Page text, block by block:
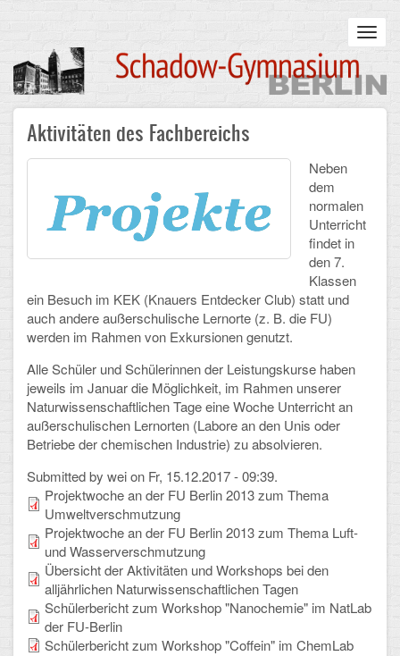
content
Main
navigation
STARTSEITE
Infos zum Schulalltag
Sanierung
Historisches
Schulalbum
SCHULLEBEN
Kollegium
Schulleitung
Schülervertretung
Gesamtelternvertretung
Aktivitäten des Fachbereichs
Neben
dem
normalen
Unterricht
findet in
den 7.
Klassen
ein Besuch im KEK (Knauers Entdecker Club) statt und
auch andere außerschulische Lernorte (z. B. die FU)
werden im Rahmen von Exkursionen genutzt.
Alle Schüler und Schülerinnen der Leistungskurse haben
jeweils im Januar die Möglichkeit, im Rahmen unserer
Naturwissenschaftlichen Tage eine Woche Unterricht an
außerschulischen Lernorten (Labore an den Unis oder
Betriebe der chemischen Industrie) zu absolvieren.
Submitted by weion Fr, 15.12.2017 - 09:39.
Projektwoche an der FU Berlin 2013 zum Thema
Umweltverschmutzung
Projektwoche an der FU Berlin 2013 zum Thema Luft-
und Wasserverschmutzung
Übersicht der Aktivitäten und Workshops bei den
alljährlichen Naturwissenschaftlichen Tagen
Schülerbericht zum Workshop "Nanochemie" im NatLab
der FU-Berlin
Schülerbericht zum Workshop "Coffein" im ChemLab